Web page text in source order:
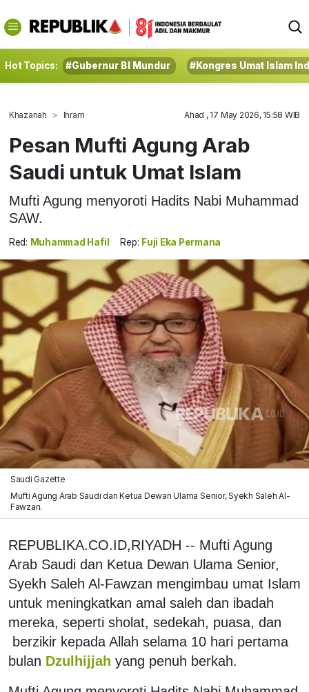
Hot Topics: #Gubernur BI Mundur #Kongres Umat Islam
Khazanah Ihram Ahad , 17 May 2026, 15:58 WIB
Pesan Mufti Agung Arab
Saudi untuk Umat Islam
Mufti Agung menyoroti Hadits Nabi Muhammad
SAW.
Red: Muhammad Hafil Rep: Fuji Eka Permana
Saudi Gazette
Mufti Agung Arab Saudi dan Ketua Dewan Ulama Senior, Syekh Saleh Al-
Fawzan.
REPUBLIKA.CO.ID,RIYADH -- Mufti Agung
Arab Saudi dan Ketua Dewan Ulama Senior,
Syekh Saleh Al-Fawzan mengimbau umat Islam
untuk meningkatkan amal saleh dan ibadah
mereka, seperti sholat, sedekah, puasa, dan
berzikir kepada Allah selama 10 hari pertama
bulan Dzulhijjah yang penuh berkah.